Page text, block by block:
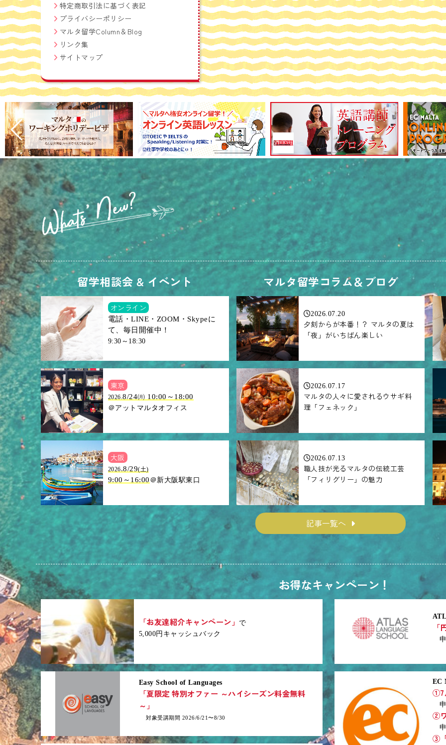
特定商取引法に基づく表記
プライバシーポリシー
マルタ留学Column＆Blog
リンク集
サイトマップ
留学相談会 & イベント
オンライン
電話・LINE・ZOOM・Skypeに
て、毎日開催中！
9:30～18:30
東京
2026.8/24㈪ 10:00～18:00
＠アットマルタオフィス
大阪
2026.8/29(土)
9:00～16:00 ＠新大阪駅東口
マルタ留学コラム＆ブログ
2026.07.20
夕刻からが本番！？ マルタの夏は
「夜」がいちばん楽しい
2026.07.17
マルタの人々に愛されるウサギ料
理「フェネック」
2026.07.13
職人技が光るマルタの伝統工芸
「フィリグリー」の魅力
記事一覧へ
お得なキャンペーン！
「お友達紹介キャンペーン」
で
5,000円キャッシュバック
Easy School of Languages
「夏限定 特別オファー ～ハイシーズン料金無料
～」
対象受講期間 2026/6/21〜8/30
申
EC
①7
申
②
申
③